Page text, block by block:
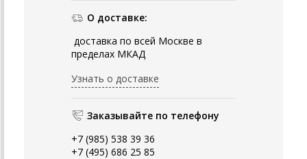
О доставке:
доставка по всей Москве в
пределах МКАД
Узнать о доставке
Заказывайте по телефону
+7 (985) 538 39 36
+7 (495) 686 25 85